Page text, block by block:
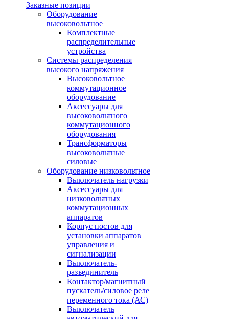
Заказные позиции
Оборудование
высоковольтное
Комплектные
распределительные
устройства
Системы распределения
высокого напряжения
Высоковольтное
коммутационное
оборудование
Аксессуары для
высоковольтного
коммутационного
оборудования
Трансформаторы
высоковольтные
силовые
Оборудование низковольтное
Выключатель нагрузки
Аксессуары для
низковольтных
коммутационных
аппаратов
Корпус постов для
установки аппаратов
управления и
сигнализации
Выключатель-
разъединитель
Контактор/магнитный
пускатель/силовое реле
переменного тока (АС)
Выключатель